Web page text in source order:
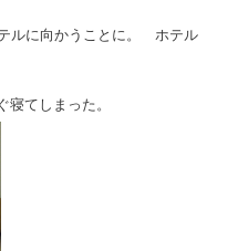
ルに向かうことに。 ホテル
てしまった。